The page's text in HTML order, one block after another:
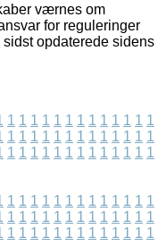
værnes om
for reguleringer
opdaterede sidens
1 1 1 1 1 1 1 1 1 1 1 1 1
1 1 1 1 1 1 1 1 1 1 1 1 1
1 1 1 1 1 1 1 1 1 1 1 1 1
1 1 1 1 1 1 1 1 1 1 1 1 1
1 1 1 1 1 1 1 1 1 1 1 1 1
1 1 1 1 1 1 1 1 1 1 1 1 1